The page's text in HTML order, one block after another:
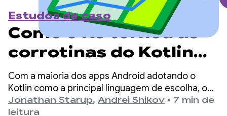
Estudos de caso
Como o R8 tornou as
corrotinas do Kotlin
no Android duas vezes
mais rápidas
Com a maioria dos apps Android adotando o
Kotlin como a principal linguagem de escolha, o
kotlinx.coroutines se tornou um padrão de fato
para programação assíncrona. A biblioteca
Jonathan Starup, Andrei Shikov • 7 min de
leitura